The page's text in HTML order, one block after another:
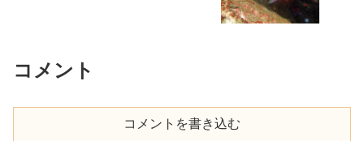
コメント
コメントを書き込む